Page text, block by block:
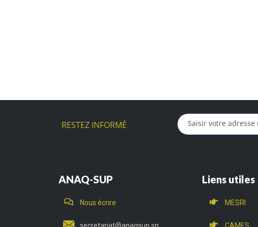
RESTEZ INFORMÉ
ANAQ-SUP
Nous écrire
Liens utiles
MESRI